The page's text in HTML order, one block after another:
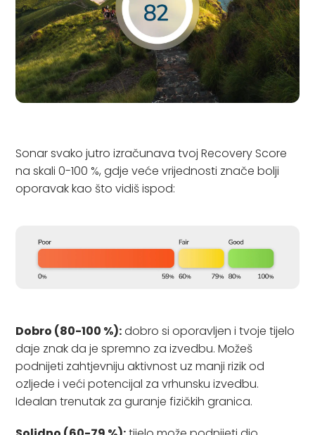
Sonar svako jutro izračunava tvoj Recovery Score
na skali 0-100 %, gdje veće vrijednosti znače bolji
oporavak kao što vidiš ispod:
Dobro (80-100 %):dobro si oporavljen i tvoje tijelo
daje znak da je spremno za izvedbu. Možeš
podnijeti zahtjevniju aktivnost uz manji rizik od
ozljede i veći potencijal za vrhunsku izvedbu.
Idealan trenutak za guranje fizičkih granica.